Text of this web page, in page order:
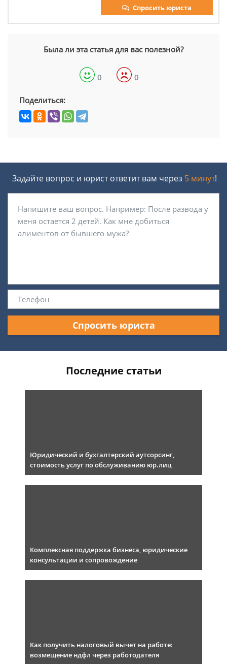
Спросить юриста
Была ли эта статья для вас полезной?
0 0
Поделиться:
Задайте вопрос и юрист ответит вам через 5 минут!
Спросить юриста
Последние статьи
Юридический и бухгалтерский аутсорсинг,
стоимость услуг по обслуживанию юр.лиц
Комплексная поддержка бизнеса, юридические
консультации и сопровождение
Как получить налоговый вычет на работе:
возмещение ндфл через работодателя